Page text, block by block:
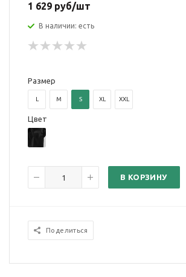
1 629 руб/шт
В наличии: есть
Размер
L M S XL XXL
Цвет
В КОРЗИНУ
Поделиться